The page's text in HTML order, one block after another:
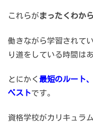
これらがまったくわか
働きながら学習されて
り道をしている時間は
とにかく 最短のルート
ベストです。
資格学校がカリキュラ